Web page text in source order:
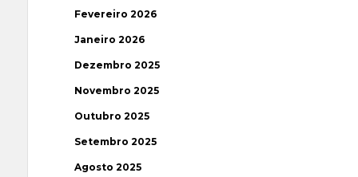
Fevereiro 2026
Janeiro 2026
Dezembro 2025
Novembro 2025
Outubro 2025
Setembro 2025
Agosto 2025